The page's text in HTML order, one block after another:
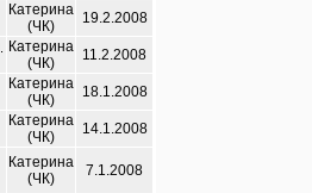
Катерина
(ЧК)
19.2.2008
Катерина
(ЧК)
11.2.2008
Катерина
(ЧК)
18.1.2008
Катерина
(ЧК)
14.1.2008
Катерина
(ЧК)
7.1.2008